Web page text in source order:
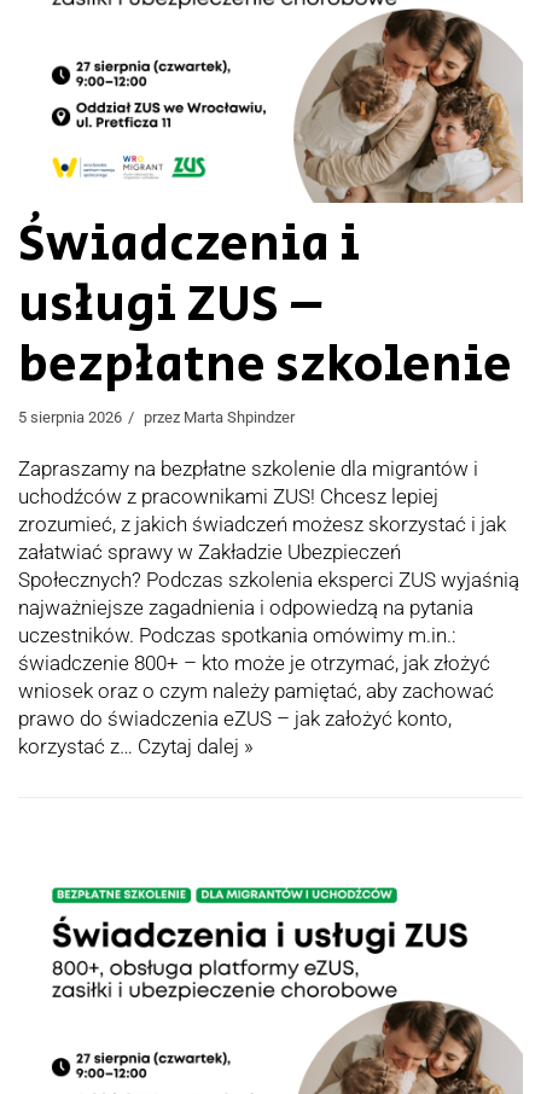
Świadczenia i
usługi ZUS –
bezpłatne szkolenie
5 sierpnia 2026 przez Marta Shpindzer
Zapraszamy na bezpłatne szkolenie dla migrantów i
uchodźców z pracownikami ZUS! Chcesz lepiej
zrozumieć, z jakich świadczeń możesz skorzystać i jak
załatwiać sprawy w Zakładzie Ubezpieczeń
Społecznych? Podczas szkolenia eksperci ZUS wyjaśnią
najważniejsze zagadnienia i odpowiedzą na pytania
uczestników. Podczas spotkania omówimy m.in.:
świadczenie 800+ – kto może je otrzymać, jak złożyć
wniosek oraz o czym należy pamiętać, aby zachować
prawo do świadczenia eZUS – jak założyć konto,
korzystać z… Czytaj dalej »